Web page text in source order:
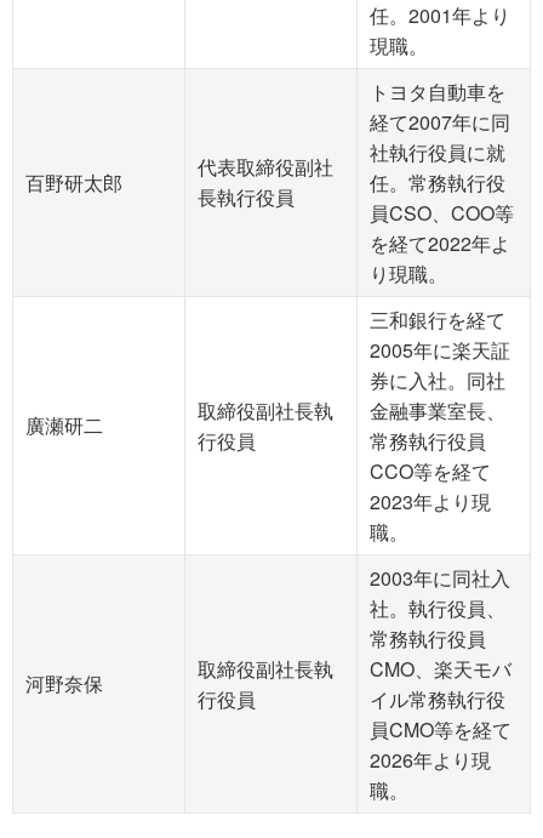
任。2001年より
現職。
百野研太郎
代表取締役副社
長執行役員
トヨタ自動車を
経て2007年に同
社執行役員に就
任。常務執行役
員CSO、COO等
を経て2022年よ
り現職。
廣瀬研二
取締役副社長執
行役員
三和銀行を経て
2005年に楽天証
券に入社。同社
金融事業室長、
常務執行役員
CCO等を経て
2023年より現
職。
河野奈保
取締役副社長執
行役員
2003年に同社入
社。執行役員、
常務執行役員
CMO、楽天モバ
イル常務執行役
員CMO等を経て
2026年より現
職。